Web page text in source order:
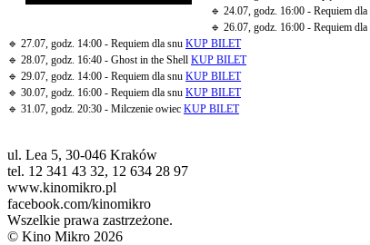
🔹 24.07, godz. 16:00 - Requiem dla
🔹 26.07, godz. 16:00 - Requiem dla
🔹 27.07, godz. 14:00 - Requiem dla snu KUP BILET
🔹 28.07, godz. 16:40 - Ghost in the Shell KUP BILET
🔹 29.07, godz. 14:00 - Requiem dla snu KUP BILET
🔹 30.07, godz. 16:00 - Requiem dla snu KUP BILET
🔹 31.07, godz. 20:30 - Milczenie owiec KUP BILET
ul. Lea 5, 30-046 Kraków
tel. 12 341 43 32, 12 634 28 97
www.kinomikro.pl
facebook.com/kinomikro
Wszelkie prawa zastrzeżone.
© Kino Mikro 2026